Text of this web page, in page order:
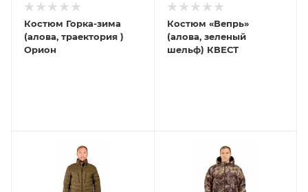
Костюм Горка-зима
(алова, траектория )
Орион
Костюм «Вепрь»
(алова, зеленый
шельф) КВЕСТ